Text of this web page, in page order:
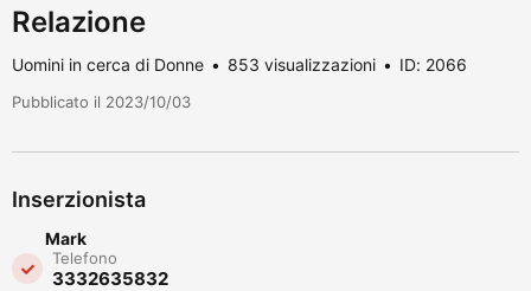
Relazione
Uomini in cerca di Donne 853 visualizzazioni ID: 2066
Pubblicato il 2023/10/03
Inserzionista
Mark
Telefono
3332635832